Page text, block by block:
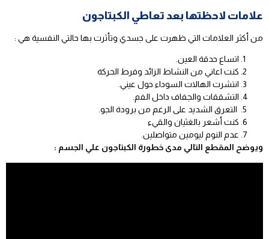
علامات لاحظتها بعد تعاطي الكبتاجون
من أكثر العلامات التي ظهرت على جسدي وتأثرت بها حالتي النفسية هي :
اتساع حدقة العين.
كنت اعاني من النشاط الزائد وفرط الحركة
انتشرت الهالات السوداء حول عيني.
التشققات والجفاف داخل الفم.
التعرق الشديد على الرغم من برودة الجو.
كنت أشعر بالغثيان والقيء
عدم النوم ليومين متواصلين.
ويوضح المقطع التالي مدى خطورة الكبتاجون علي الجسم :